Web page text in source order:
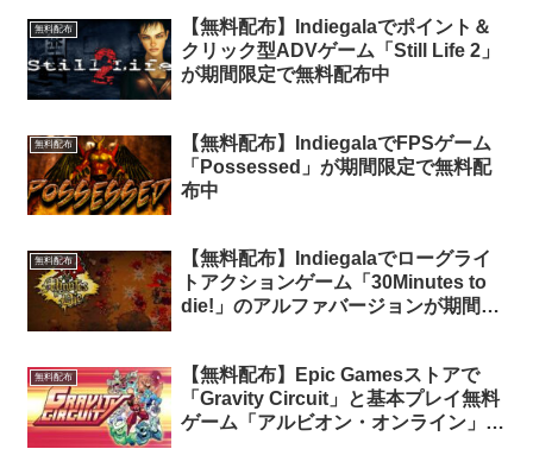
無料配布
【無料配布】Indiegalaでポイント＆
クリック型ADVゲーム「Still Life 2」
が期間限定で無料配布中
無料配布
【無料配布】IndiegalaでFPSゲーム
「Possessed」が期間限定で無料配
布中
無料配布
【無料配布】Indiegalaでローグライ
トアクションゲーム「30Minutes to
die!」のアルファバージョンが期間限
無料配布
【無料配布】Epic Gamesストアで
「Gravity Circuit」と基本プレイ無料
ゲーム「アルビオン・オンライン」の